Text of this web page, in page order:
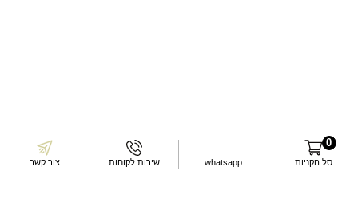
עשו לנו לייק בפייסבוק
עקבו אחרינו באינסטגרם
0
סל הקניות whatsapp שירות לקוחות צור קשר